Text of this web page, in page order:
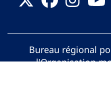
Bureau régional
l'Organisation